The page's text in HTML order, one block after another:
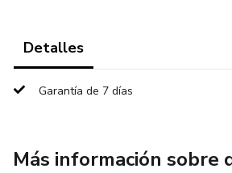
Detalles
Garantía de 7 días
Más información sobre